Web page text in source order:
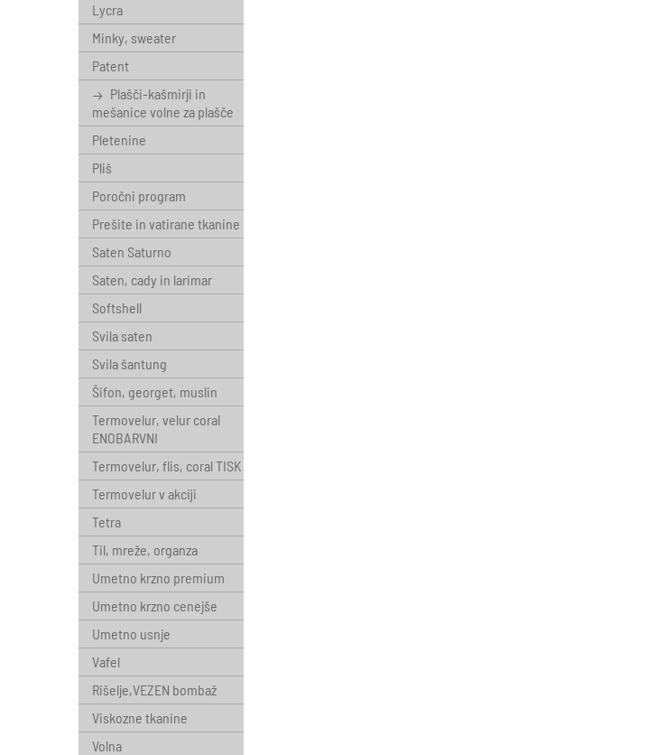
Lycra
Minky, sweater
Patent
Plašči-kašmirji in
mešanice volne za plašče
Pletenine
Pliš
Poročni program
Prešite in vatirane tkanine
Saten Saturno
Saten, cady in larimar
Softshell
Svila saten
Svila šantung
Šifon, georget, muslin
Termovelur, velur coral
ENOBARVNI
Termovelur, flis, coral TISK
Termovelur v akciji
Tetra
Til, mreže, organza
Umetno krzno premium
Umetno krzno cenejše
Umetno usnje
Vafel
Rišelje,VEZEN bombaž
Viskozne tkanine
Volna